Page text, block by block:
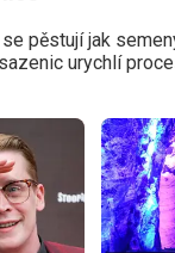
se pěstují jak
urychlí